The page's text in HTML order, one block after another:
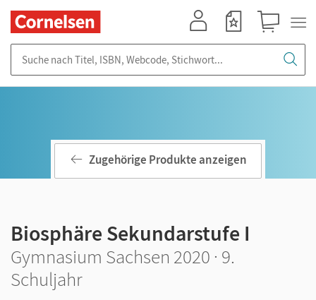
Zugehörige Produkte anzeigen
Biosphäre Sekundarstufe I
Gymnasium Sachsen 2020 · 9.
Schuljahr